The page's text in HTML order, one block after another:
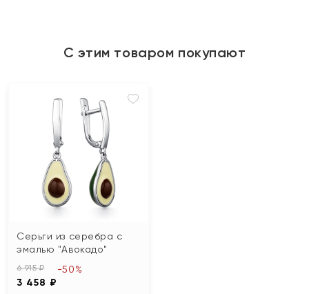
С этим товаром покупают
Серьги из серебра с
эмалью "Авокадо"
6 915 ₽
3 458 ₽
-50%